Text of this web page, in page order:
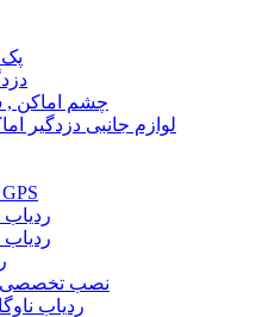
پک
چشم اماکن
لوازم جانبی دزدگیر
ردیاب و جی پی اس GPS
ردیاب
نصب تخصصی
ردیاب